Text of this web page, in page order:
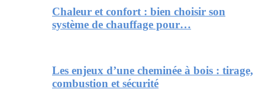
Chaleur et confort : bien choisir son
système de chauffage pour…
Les enjeux d’une cheminée à bois : tirage,
combustion et sécurité